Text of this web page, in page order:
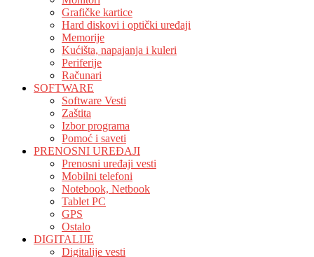
Grafičke kartice
Hard diskovi i optički uređaji
Memorije
Kućišta, napajanja i kuleri
Periferije
Računari
SOFTWARE
Software Vesti
Zaštita
Izbor programa
Pomoć i saveti
PRENOSNI UREĐAJI
Prenosni uređaji vesti
Mobilni telefoni
Notebook, Netbook
Tablet PC
GPS
Ostalo
DIGITALIJE
Digitalije vesti